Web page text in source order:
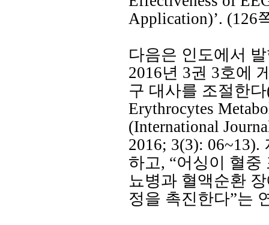
Application)’. (126
다음은 인도에서
2016년 3권 3호에
구 대사를 조절한다
Erythrocytes
(International
2016; 3(3): 06~13).
하고, “어싱이 혈중
뇨병과 혈액순환
정을 촉진한다”는